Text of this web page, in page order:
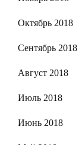
Октябрь 2018
Сентябрь 2018
Август 2018
Июль 2018
Июнь 2018